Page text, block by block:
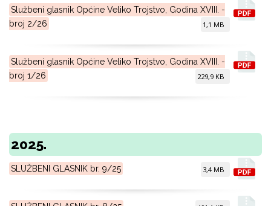
Službeni glasnik Općine Veliko Trojstvo, Godina XVIII. -
broj 2/26
1,1 MB
Službeni glasnik Općine Veliko Trojstvo, Godina XVIII. -
broj 1/26
229,9 KB
2025.
SLUŽBENI GLASNIK br. 9/25 3,4 MB